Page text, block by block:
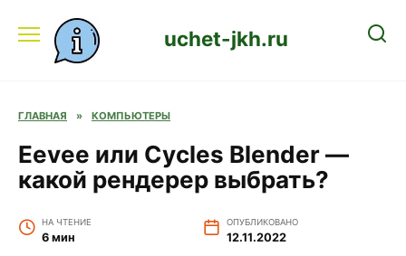
содержанию
uchet-jkh.ru
ГЛАВНАЯ » КОМПЬЮТЕРЫ
Eevee или Cycles Blender —
какой рендерер выбрать?
НА ЧТЕНИЕ
6 мин
ОПУБЛИКОВАНО
12.11.2022